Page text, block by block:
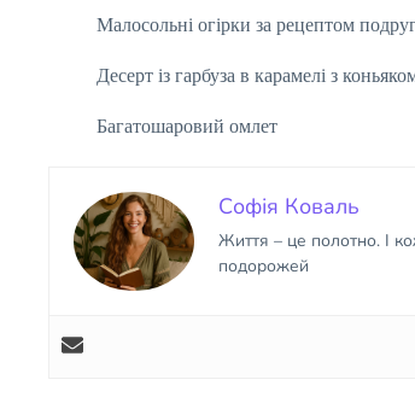
Малосольні огірки за рецептом
Десерт із гарбуза в карамелі з
Багатошаровий омлет
Софія Коваль
Життя – це полотно. І
подорожей